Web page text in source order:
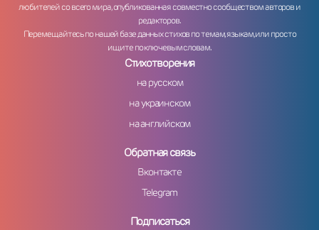
любителей со всего мира, опубликованная совместно сообществом авторов и
редакторов.
Перемещайтесь по нашей базе данных стихов по темам, языкам, или просто
ищите по ключевым словам.
Стихотворения
на русском
на украинском
на английском
Обратная связь
Вконтакте
Telegram
Подписаться